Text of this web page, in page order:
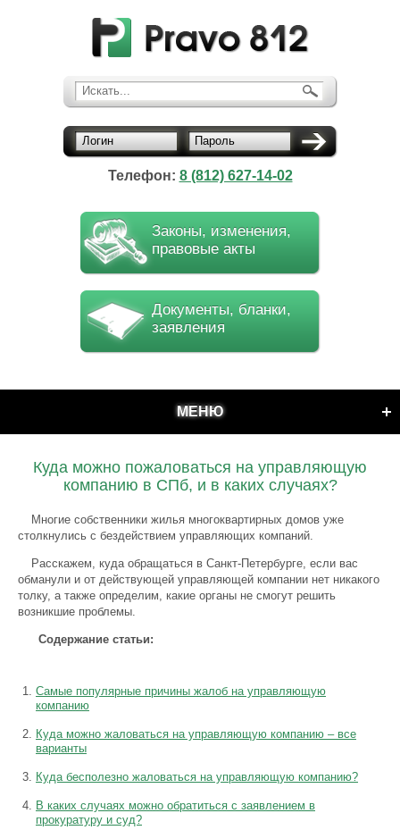
Искать...
Логин Пароль
Телефон: 8 (812) 627-14-02
Законы, изменения,
правовые акты
Документы, бланки,
заявления
МЕНЮ
Куда можно пожаловаться на управляющую
компанию в СПб, и в каких случаях?
Многие собственники жилья многоквартирных домов уже
столкнулись с бездействием управляющих компаний.
Расскажем, куда обращаться в Санкт-Петербурге, если вас
обманули и от действующей управляющей компании нет никакого
толку, а также определим, какие органы не смогут решить
возникшие проблемы.
Содержание статьи:
Самые популярные причины жалоб на управляющую
компанию
Куда можно жаловаться на управляющую компанию – все
варианты
Куда бесполезно жаловаться на управляющую компанию?
В каких случаях можно обратиться с заявлением в
прокуратуру и суд?